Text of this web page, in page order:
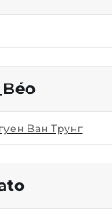
Ван Трунг